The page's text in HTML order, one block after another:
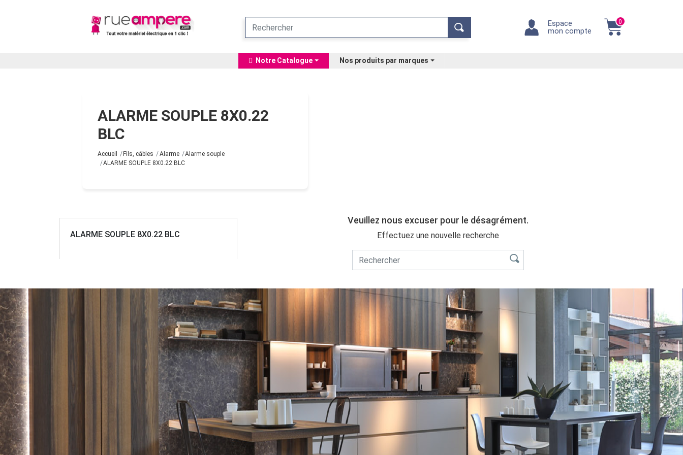
Espace
mon compte
0
Notre Catalogue Nos produits par marques
ALARME SOUPLE 8X0.22
BLC
Accueil Fils, câbles Alarme
Alarme souple
ALARME SOUPLE 8X0.22 BLC
ALARME SOUPLE 8X0.22 BLC
Veuillez nous excuser pour le désagrément.
Effectuez une nouvelle recherche